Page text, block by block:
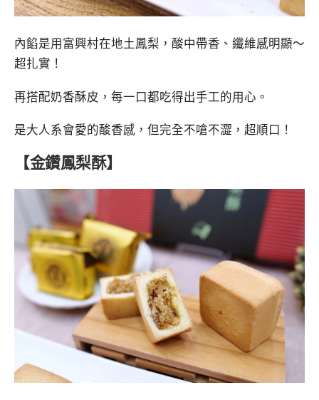
內餡是用富興村在地土鳳梨，酸中帶香、纖維感明顯～
超扎實！
再搭配奶香酥皮，每一口都吃得出手工的用心。
是大人系會愛的酸香感，但完全不嗆不澀，超順口！
【金鑽鳳梨酥】